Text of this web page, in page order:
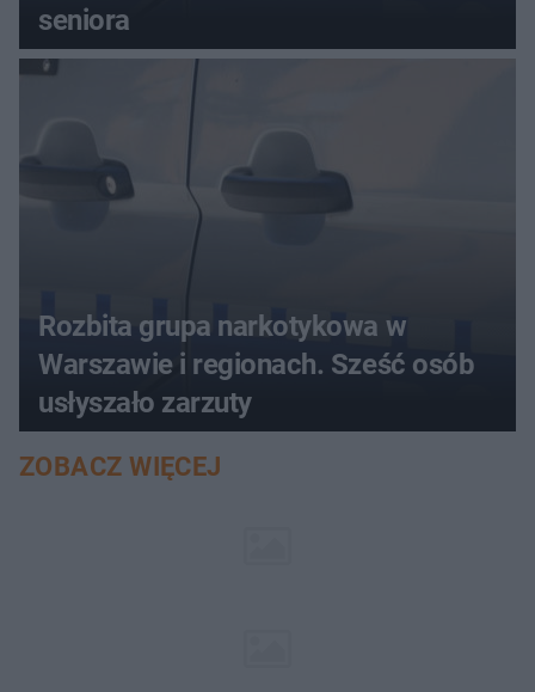
seniora
Rozbita grupa narkotykowa w
Warszawie i regionach. Sześć osób
usłyszało zarzuty
ZOBACZ WIĘCEJ